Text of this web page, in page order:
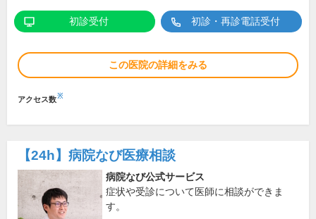
初診受付 初診・再診電話受付
この医院の詳細をみる
アクセス数※
【24h】 病院なび医療相談
病院なび公式サービス
症状や受診について医師に相談ができま
す。